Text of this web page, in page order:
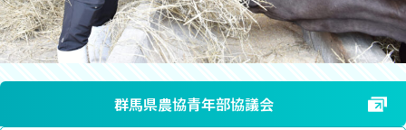
群馬県農協青年部協議会